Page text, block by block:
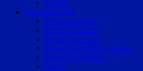
Sonstige
Veranstaltungen
Veranstaltungen
Region Straubing
Region Landshut
Region Dingolfing-Landau
Raum Deggendorf
Bluval